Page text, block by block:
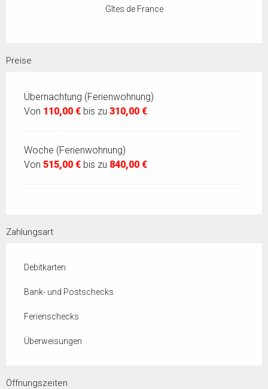
Gîtes de France
Preise
Übernachtung (Ferienwohnung)
Von 110,00 € bis zu 310,00 €
Woche (Ferienwohnung)
Von 515,00 € bis zu 840,00 €
Zahlungsart
Debitkarten
Bank- und Postschecks
Ferienschecks
Überweisungen
Öffnungszeiten